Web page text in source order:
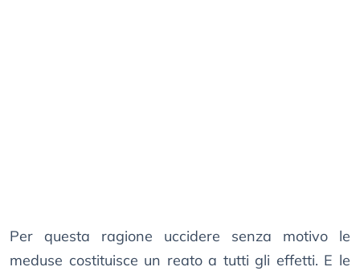
Per questa ragione uccidere senza motivo le
meduse costituisce un reato a tutti gli effetti. E le